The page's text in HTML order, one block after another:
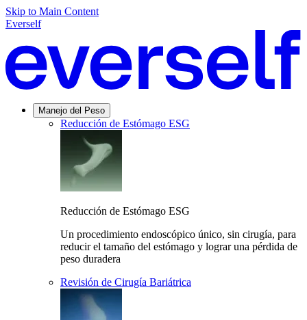
Skip to Main Content
Everself
Manejo del Peso
Reducción de Estómago ESG
Reducción de Estómago ESG
Un procedimiento endoscópico único, sin cirugía, para
reducir el tamaño del estómago y lograr una pérdida de
peso duradera
Revisión de Cirugía Bariátrica